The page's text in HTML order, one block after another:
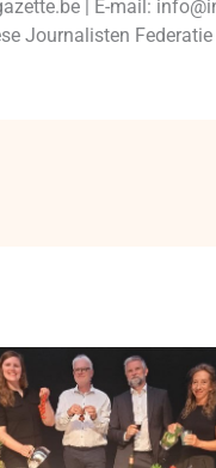
| E-mail:
Journalisten